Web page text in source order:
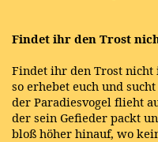
Findet ihr den Trost
Findet ihr den Trost nicht
so erhebet euch und
der Paradiesvogel flieht
der sein Gefieder packt
bloß höher hinauf, wo